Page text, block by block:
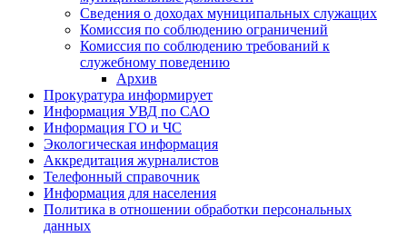
Сведения о доходах муниципальных служащих
Комиссия по соблюдению ограничений
Комиссия по соблюдению требований к
служебному поведению
Архив
Прокуратура информирует
Информация УВД по САО
Информация ГО и ЧС
Экологическая информация
Аккредитация журналистов
Телефонный справочник
Информация для населения
Политика в отношении обработки персональных
данных